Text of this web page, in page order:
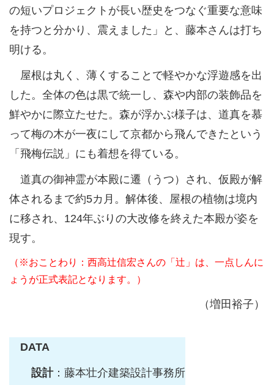
の短いプロジェクトが長い歴史をつなぐ重要な意味
を持つと分かり、震えました」と、藤本さんは打ち
明ける。
屋根は丸く、薄くすることで軽やかな浮遊感を出
した。全体の色は黒で統一し、森や内部の装飾品を
鮮やかに際立たせた。森が浮かぶ様子は、道真を慕
って梅の木が一夜にして京都から飛んできたという
「飛梅伝説」にも着想を得ている。
道真の御神霊が本殿に遷（うつ）され、仮殿が解
体されるまで約5カ月。解体後、屋根の植物は境内
に移され、124年ぶりの大改修を終えた本殿が姿を
現す。
（※おことわり：西高辻信宏さんの「辻」は、一点しんに
ょうが正式表記となります。）
（増田裕子）
DATA
設計：藤本壮介建築設計事務所